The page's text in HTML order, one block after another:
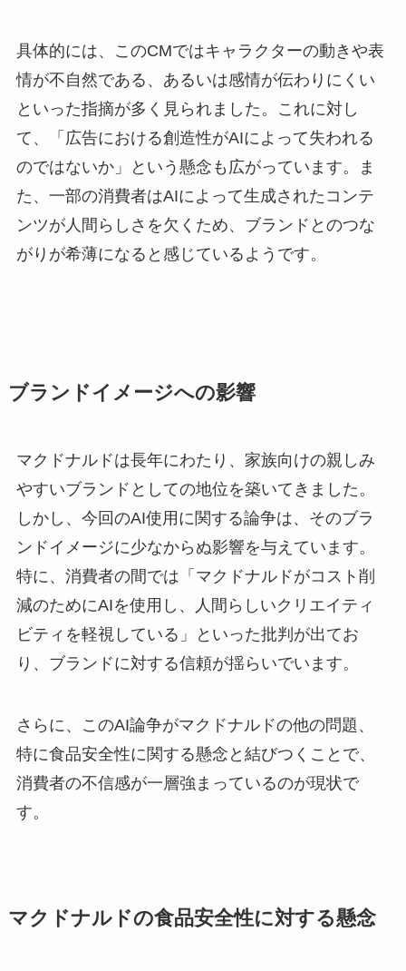
具体的には、このCMではキャラクターの動きや表
情が不自然である、あるいは感情が伝わりにくい
といった指摘が多く見られました。これに対し
て、「広告における創造性がAIによって失われる
のではないか」という懸念も広がっています。ま
た、一部の消費者はAIによって生成されたコンテ
ンツが人間らしさを欠くため、ブランドとのつな
がりが希薄になると感じているようです。
ブランドイメージへの影響
マクドナルドは長年にわたり、家族向けの親しみ
やすいブランドとしての地位を築いてきました。
しかし、今回のAI使用に関する論争は、そのブラ
ンドイメージに少なからぬ影響を与えています。
特に、消費者の間では「マクドナルドがコスト削
減のためにAIを使用し、人間らしいクリエイティ
ビティを軽視している」といった批判が出てお
り、ブランドに対する信頼が揺らいでいます。
さらに、このAI論争がマクドナルドの他の問題、
特に食品安全性に関する懸念と結びつくことで、
消費者の不信感が一層強まっているのが現状で
す。
マクドナルドの食品安全性に対する懸念